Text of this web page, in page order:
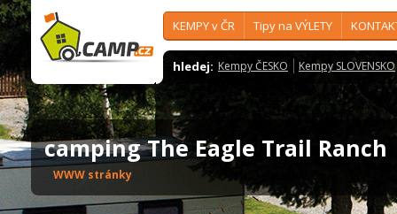
KEMPY v ČR Tipy na VÝLETY
hledej: Kempy ČESKO Kempy SLOVENSKO
camping The Eagle Trail
WWW stránky